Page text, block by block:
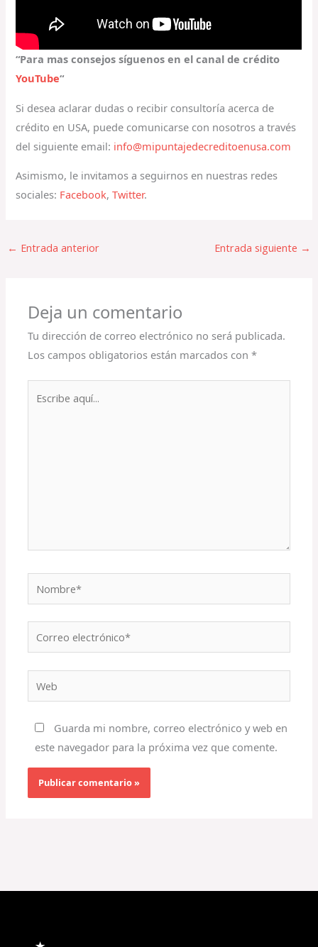
“Para mas consejos síguenos en el canal de crédito
YouTube“
Si desea aclarar dudas o recibir consultoría acerca de
crédito en USA, puede comunicarse con nosotros a través
del siguiente email: info@mipuntajedecreditoenusa.com
Asimismo, le invitamos a seguirnos en nuestras redes
sociales: Facebook,Twitter.
← Entrada anterior Entrada siguiente →
Deja un comentario
Tu dirección de correo electrónico no será publicada.
Los campos obligatorios están marcados con*
electrónico*
Guarda mi nombre, correo electrónico y web en
este navegador para la próxima vez que comente.